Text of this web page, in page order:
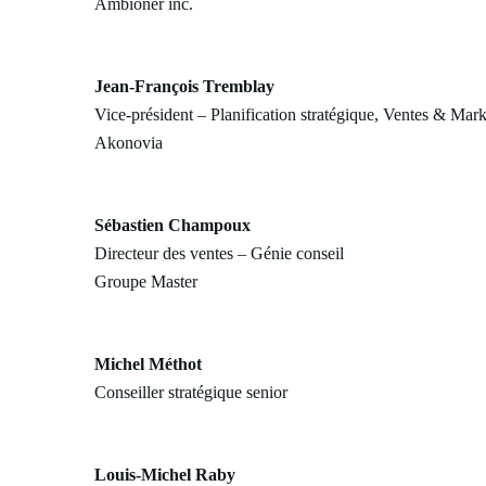
Ambioner inc.
Jean-François Tremblay
Vice-président – Planification stratégique, Ventes &
Akonovia
Sébastien Champoux
Directeur des ventes – Génie conseil
Groupe Master
Michel Méthot
Conseiller stratégique senior
Louis-Michel Raby